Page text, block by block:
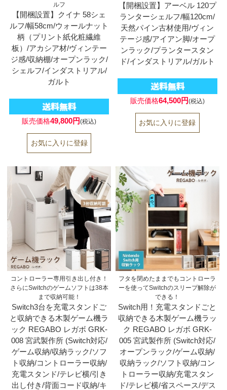
ルフ
【開梱設置】クイナ 58シェ
ルフ/幅58cm/ウォールナット
柄（プリント紙化粧繊維
板）/アカシア材/ヴィンテー
ジ感/収納棚/オープンラック/
シェルフ/インダストリアル/
ガルト
販売価格49,800円(税込)
【開梱設置】アーベル 120プ
ランターシェルフ/幅120cm/
天然パイン古材使用/ヴィン
テージ感/アイアン脚/オープ
ンラック/プランタースタン
ド/インダストリアル/ガルト
販売価格64,500円(税込)
コントローラー専用引き出し付き！
さらにSwitchのゲームソフトは38本
まで収納可能！
Switch3台を充電スタンドご
と収納できる木製ゲーム機ラ
ック REGABO レガボ GRK-
008 宮武製作所 (Switch対応/
ゲーム収納/収納ラック/ソフ
ト収納/コントローラー収納/
充電スタンド/テレビ横/引き
出し付き/背面コード収納/キ
フタを閉めたままでもコントローラ
ーを使ってSwitchのスリープ解除が
できる！
Switch用！充電スタンドごと
収納できる木製ゲーム機ラッ
ク REGABO レガボ GRK-
005 宮武製作所 (Switch対応/
オープンラック/ゲーム収納/
収納ラック/ソフト収納/コン
トローラー収納/充電スタン
ド/テレビ横/省スペース/デス